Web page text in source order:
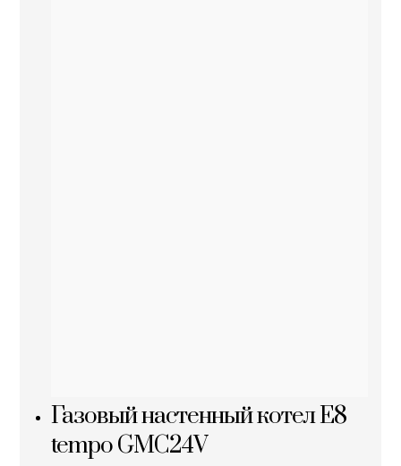
Газовый настенный котел E8
tempo GMC24V